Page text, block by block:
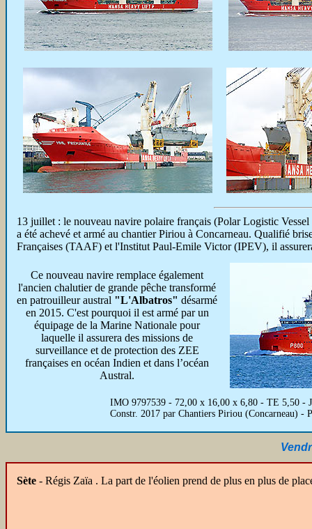
13 juillet : le nouveau navire polaire français (Polar Logistic
a été achevé et armé au chantier Piriou à Concarneau. Qualifié
Françaises (TAAF) et l'Institut Paul-Emile Victor (IPEV), il
Ce nouveau navire remplace également
l'ancien chalutier de grande pêche transformé
en patrouilleur austral "L'Albatros" désarmé
en 2015. C'est pourquoi il est armé par un
équipage de la Marine Nationale pour
laquelle il assurera des missions de
surveillance et de protection des ZEE
françaises en océan Indien et dans l’océan
Austral.
IMO 9797539 - 72,00 x 16,00 x 6,80 - TE 5,50 -
Constr. 2017 par Chantiers Piriou (Concarneau)
Sète - Régis Zaïa . La part de l'éolien prend de plus en plus de